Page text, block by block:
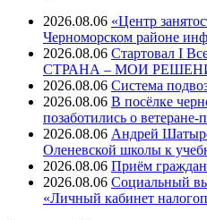
2026.08.06 «Центр
Черноморском районе
2026.08.06 Стартовал I
СТРАНА – МОИ
2026.08.06 Система
2026.08.06 В посёлке
позаботились о ветеране-
2026.08.06 Андрей
Оленевской школы к
2026.08.06 Приём
2026.08.06 Социальный
«Личный кабинет